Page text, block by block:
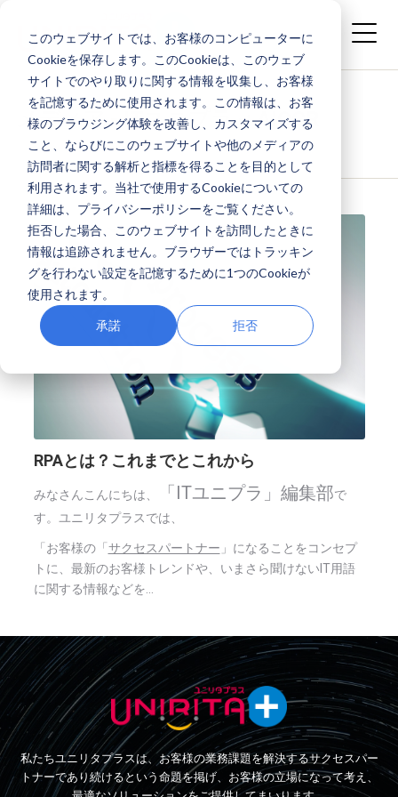
このウェブサイトでは、お客様のコンピューターに
Cookieを保存します。このCookieは、このウェブ
サイトでのやり取りに関する情報を収集し、お客様
を記憶するために使用されます。この情報は、お客
様のブラウジング体験を改善し、カスタマイズする
こと、ならびにこのウェブサイトや他のメディアの
訪問者に関する解析と指標を得ることを目的として
利用されます。当社で使用するCookieについての
詳細は、プライバシーポリシーをご覧ください。
拒否した場合、このウェブサイトを訪問したときに
情報は追跡されません。ブラウザーではトラッキン
グを行わない設定を記憶するために1つのCookieが
使用されます。
承諾 拒否
メディア - ITユニプラ -: AIOCR
RPAとは？これまでとこれから
みなさんこんにちは、 「ITユニプラ」編集部で
す。ユニリタプラスでは、
「お客様の「 サクセスパートナー 」になることをコンセプ
トに、最新のお客様トレンドや、いまさら聞けないIT用語
に関する情報などを...
私たちユニリタプラスは、お客様の業務課題を解決するサクセスパー
トナーであり続けるという命題を掲げ、お客様の立場になって考え、